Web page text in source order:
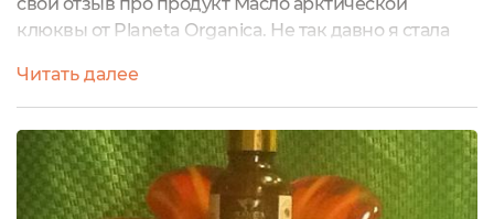
клюквы от Planeta Organica. Не так давно я стала
складки на шее и зоне декольте. И если на шее - это
вопрос времени, то откуда они так сильно стали
видны в зоне декольте??? Откуда они взялись и
почему - я не знаю, но я решила с ними...
Читать далее